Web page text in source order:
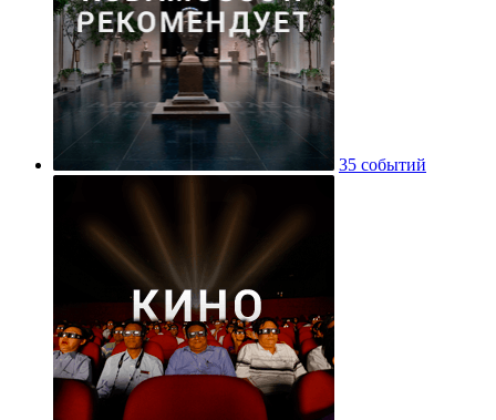
35 событий